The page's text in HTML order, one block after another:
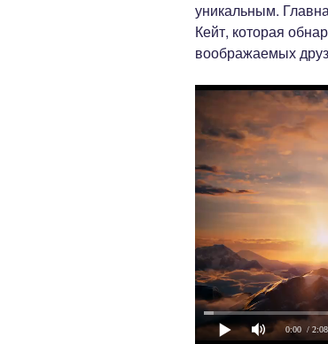
уникальным.
Кейт, которая
воображаемых
0:00 / 2:08